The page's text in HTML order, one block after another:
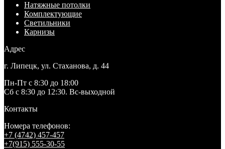
Натяжные потолки
Комплектующие
Светильники
Карнизы
Адрес
г. Липецк, ул. Стаханова, д. 44
Пн-Пт с 8:30 до 18:00
Сб с 8:30 до 12:30. Вс-выходной
Контакты
Номера телефонов:
+7 (4742) 457-457
+7(915) 555-30-55